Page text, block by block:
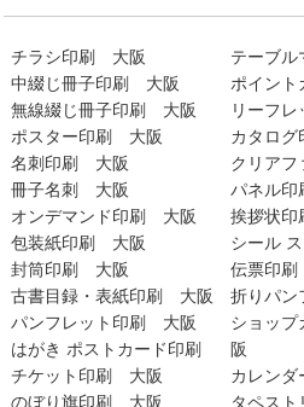
チラシ印刷 大阪
中綴じ冊子印刷 大阪
無線綴じ冊子印刷 大阪
ポスター印刷 大阪
名刺印刷 大阪
冊子名刺 大阪
オンデマンド印刷 大阪
包装紙印刷 大阪
封筒印刷 大阪
古書目録・表紙印刷 大阪
パンフレット印刷 大阪
はがき ポストカード印刷
チケット印刷 大阪
のぼり旗印刷 大阪
テーブ
ポイン
リーフ
カタロ
クリア
パネル
挨拶状
シール
伝票印
折りパ
ショッ
阪
カレン
タペス